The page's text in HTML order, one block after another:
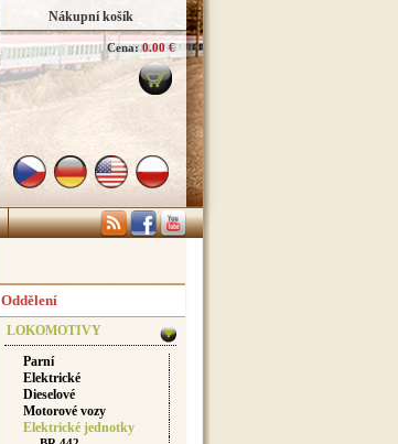
Nákupní košík
Cena: 0.00 €
Oddělení
LOKOMOTIVY
Parní
Elektrické
Dieselové
Motorové vozy
Elektrické jednotky